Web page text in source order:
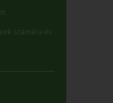
számára és